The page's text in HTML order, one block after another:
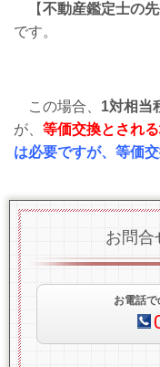
【不動産鑑定士の
です。
この場合、 1対相当
が、 等価交換とされ
は必要ですが、等価
お問合
お電話